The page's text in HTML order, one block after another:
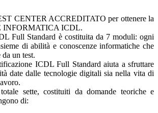
CENTER ACCREDITATO per ottenere la
INFORMATICA ICDL.
Full Standard è costituita da 7 moduli: ogni
di abilità e conoscenze informatiche che
un test.
ICDL Full Standard aiuta a sfruttare
date dalle tecnologie digitali sia nella vita di
sette, costituiti da domande teoriche e
di: